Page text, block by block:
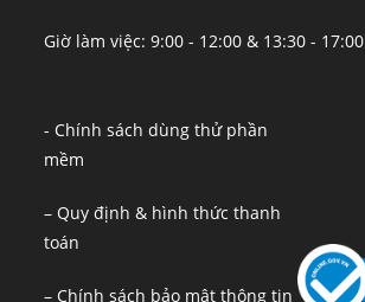
Giờ làm việc: 9:00 - 12:00 & 13:30 - 17:00
- Chính sách dùng thử phần
mềm
– Quy định & hình thức thanh
toán
– Chính sách bảo mật thông tin